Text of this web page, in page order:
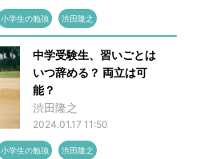
小学生の勉強 渋田隆之
中学受験生、習いごとは
いつ辞める？ 両立は可
能？
渋田隆之
2024.01.17 11:50
小学生の勉強 渋田隆之